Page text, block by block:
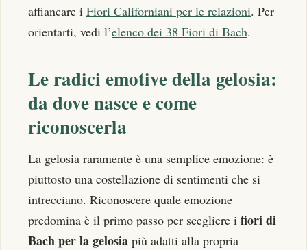
affiancare i Fiori Californiani per le relazioni. Per
orientarti, vedi l’elenco dei 38 Fiori di Bach.
Le radici emotive della gelosia:
da dove nasce e come
riconoscerla
La gelosia raramente è una semplice emozione: è
piuttosto una costellazione di sentimenti che si
intrecciano. Riconoscere quale emozione
predomina è il primo passo per scegliere i fiori di
Bach per la gelosia più adatti alla propria